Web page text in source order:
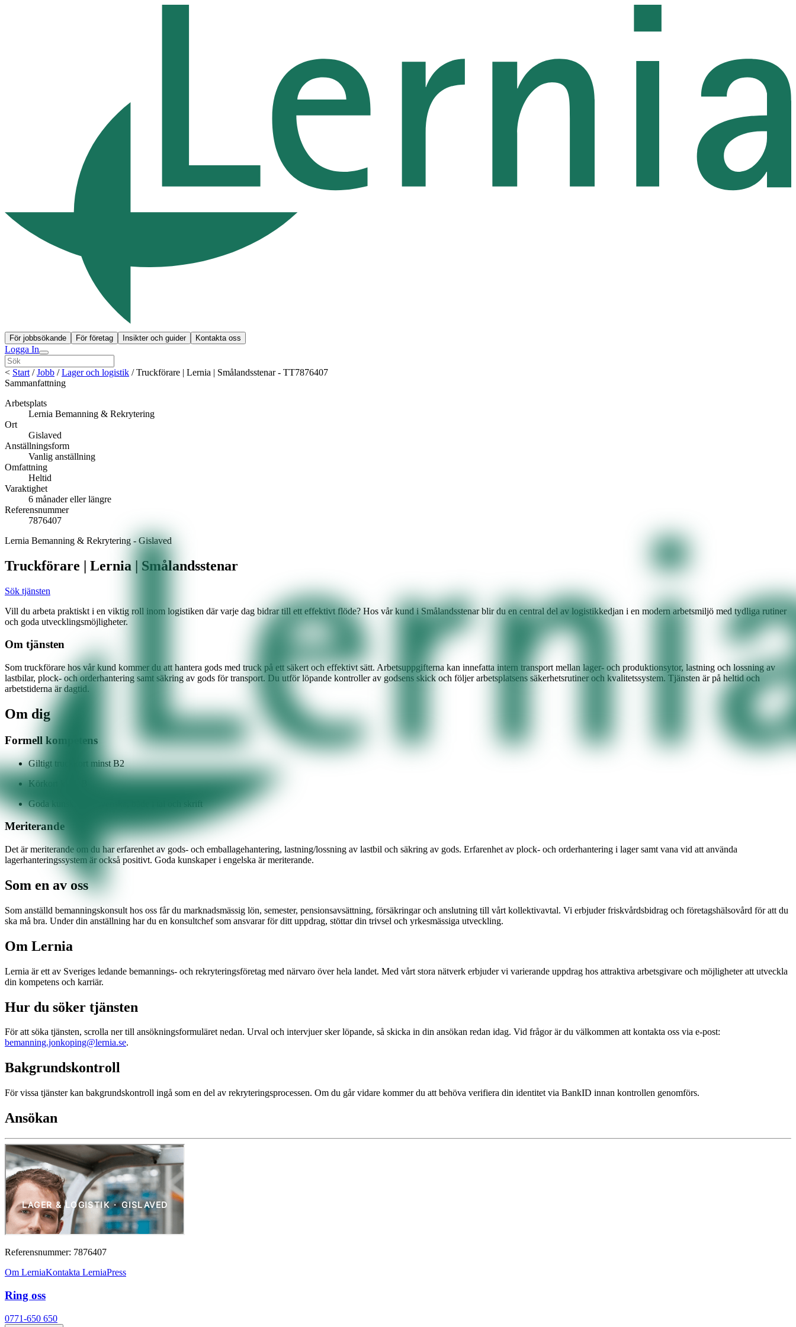
För jobbsökande För företag Insikter och guider Kontakta oss
Logga In
< Start /Jobb /Lager och logistik /Truckförare | Lernia | Smålandsstenar - TT7876407
Sammanfattning
Arbetsplats
Lernia Bemanning & Rekrytering
Ort
Gislaved
Anställningsform
Vanlig anställning
Omfattning
Heltid
Varaktighet
6 månader eller längre
Referensnummer
7876407
Lernia Bemanning & Rekrytering - Gislaved
Truckförare | Lernia | Smålandsstenar
Sök tjänsten
Vill du arbeta praktiskt i en viktig roll inom logistiken där varje dag bidrar till ett effektivt flöde? Hos vår kund i Smålandsstenar blir du en central del av logistikkedjan i en modern arbetsmiljö med tydliga rutiner
och goda utvecklingsmöjligheter.
Om tjänsten
Som truckförare hos vår kund kommer du att hantera gods med truck på ett säkert och effektivt sätt. Arbetsuppgifterna kan innefatta intern transport mellan lager- och produktionsytor, lastning och lossning av
lastbilar, plock- och orderhantering samt säkring av gods för transport. Du utför löpande kontroller av godsens skick och följer arbetsplatsens säkerhetsrutiner och kvalitetssystem. Tjänsten är på heltid och
arbetstiderna är dagtid.
Om dig
Formell kompetens
Giltigt truckkort minst B2
Körkort klass B
Goda kunskaper i svenska, både i tal och skrift
Meriterande
Det är meriterande om du har erfarenhet av gods- och emballagehantering, lastning/lossning av lastbil och säkring av gods. Erfarenhet av plock- och orderhantering i lager samt vana vid att använda
lagerhanteringssystem är också positivt. Goda kunskaper i engelska är meriterande.
Som en av oss
Som anställd bemanningskonsult hos oss får du marknadsmässig lön, semester, pensionsavsättning, försäkringar och anslutning till vårt kollektivavtal. Vi erbjuder friskvårdsbidrag och företagshälsovård för att du
ska må bra. Under din anställning har du en konsultchef som ansvarar för ditt uppdrag, stöttar din trivsel och yrkesmässiga utveckling.
Om Lernia
Lernia är ett av Sveriges ledande bemannings- och rekryteringsföretag med närvaro över hela landet. Med vårt stora nätverk erbjuder vi varierande uppdrag hos attraktiva arbetsgivare och möjligheter att utveckla
din kompetens och karriär.
Hur du söker tjänsten
För att söka tjänsten, scrolla ner till ansökningsformuläret nedan. Urval och intervjuer sker löpande, så skicka in din ansökan redan idag. Vid frågor är du välkommen att kontakta oss via e-post:
bemanning.jonkoping@lernia.se.
Bakgrundskontroll
För vissa tjänster kan bakgrundskontroll ingå som en del av rekryteringsprocessen. Om du går vidare kommer du att behöva verifiera din identitet via BankID innan kontrollen genomförs.
Ansökan
Referensnummer: 7876407
Om LerniaKontakta LerniaPress
Ring oss
0771-650 650